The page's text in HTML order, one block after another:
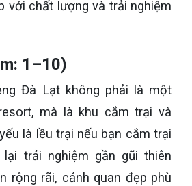
với chất lượng và trải nghiệm
1–10)
Đà Lạt không phải là một
mà là khu cắm trại và
là lều trại nếu bạn cắm trại
lại trải nghiệm gần gũi thiên
rộng rãi, cảnh quan đẹp phù